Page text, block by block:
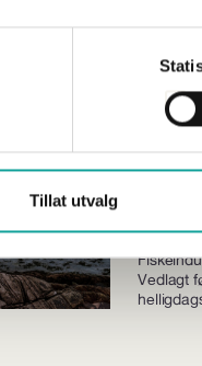
Tillat utvalg
Vedlagt